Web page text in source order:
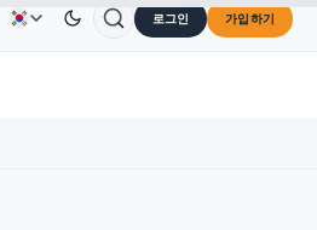
TRON TRXUS$0.3264↓0.30% Dogecoin DOGE
소개 로그인 가입하기